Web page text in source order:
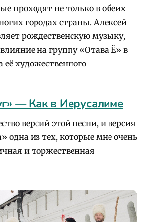
проходят не только в обеих
городах страны. Алексей
рождественскую музыку,
на группу «Отава Ё» в
художественного
— Как в Иерусалиме
версий этой песни, и версия
одна из тех, которые мне очень
и торжественная